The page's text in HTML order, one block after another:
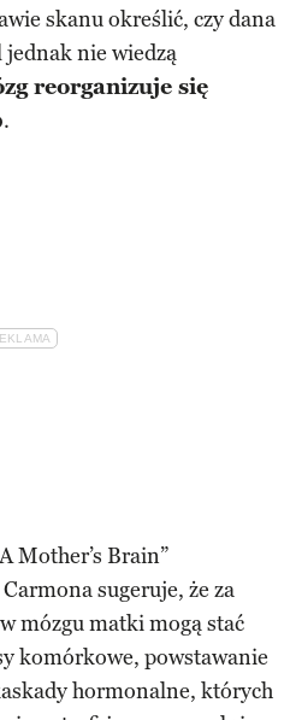
skanu określić, czy dana
jednak nie wiedzą
reorganizuje się
.
Mother’s Brain”
sugeruje, że za
mózgu matki mogą stać
komórkowe, powstawanie
hormonalne, których